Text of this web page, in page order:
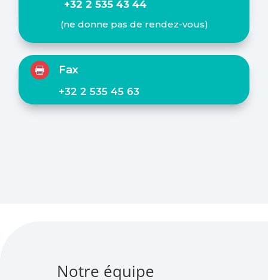
+32 2 535 43 44
(ne donne pas de rendez-vous)
 Fax
+32 2 535 45 63
Notre équipe